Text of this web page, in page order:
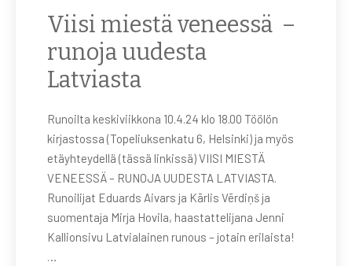
Viisi miestä veneessä –
runoja uudesta
Latviasta
Runoilta keskiviikkona 10.4.24 klo 18.00 Töölön
kirjastossa (Topeliuksenkatu 6, Helsinki) ja myös
etäyhteydellä (tässä linkissä) VIISI MIESTÄ
VENEESSÄ – RUNOJA UUDESTA LATVIASTA.
Runoilijat Eduards Aivars ja Kārlis Vērdiņš ja
suomentaja Mirja Hovila, haastattelijana Jenni
Kallionsivu Latvialainen runous – jotain erilaista!
…